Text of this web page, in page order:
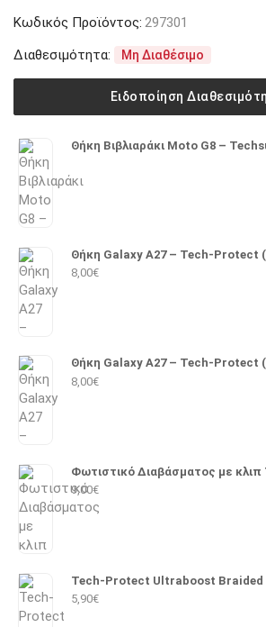
Κωδικός Προϊόντος: 297301
Διαθεσιμότητα:
Μη Διαθέσιμο
Ειδοποίηση
Θήκη Βιβλιαράκι Moto G8 –
Θήκη Galaxy A27 – Tech-Protect
8,00€
Θήκη Galaxy A27 – Tech-Protect
8,00€
9,00€
5,90€